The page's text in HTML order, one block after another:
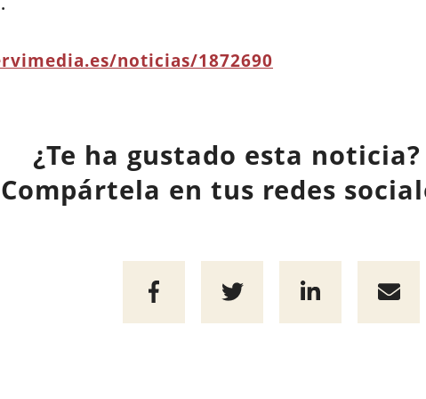
noticias/1872690
¿Te ha gustado esta noticia?
Compártela en tus redes